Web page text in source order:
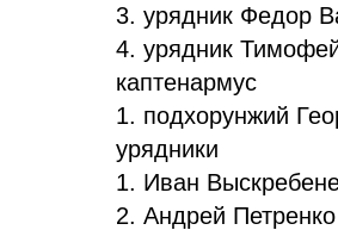
3. урядник Федор
4. урядник
каптенармус
1. подхорунжий
урядники
1. Иван
2. Андрей